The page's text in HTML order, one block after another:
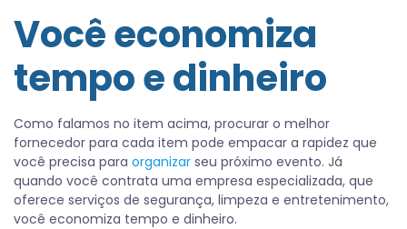
Você economiza
tempo e dinheiro
Como falamos no item acima, procurar o melhor
fornecedor para cada item pode empacar a rapidez que
você precisa para organizar seu próximo evento. Já
quando você contrata uma empresa especializada, que
oferece serviços de segurança, limpeza e entretenimento,
você economiza tempo e dinheiro.